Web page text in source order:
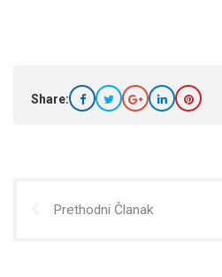
Share:
Prethodni Članak